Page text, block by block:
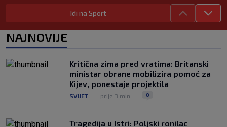
SK
|
prije 2 h
Carević nakon drugog poraza: ‘Ne
SK prije 5 h
Zekić sasuo kritike nakon remija: ‘O
problemima možemo pričati tri dana’
Idi na Sport
NAJNOVIJE
Kritična zima pred vratima: Britanski
ministar obrane mobilizira pomoć za
Kijev, ponestaje projektila
SVIJET prije 3 min 0
Tragedija u Istri: Poljski ronilac